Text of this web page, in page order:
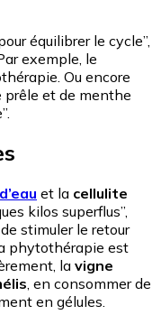
équilibrer le cycle”,
exemple, le
Ou encore
prêle et de menthe
et la cellulite
kilos superflus”,
stimuler le retour
phytothérapie est
la vigne
, en consommer de
en gélules.